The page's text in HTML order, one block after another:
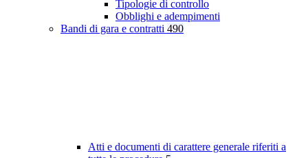
Tipologie di controllo
Obblighi e adempimenti
Bandi di gara e contratti 490
Atti e documenti di carattere generale riferiti a